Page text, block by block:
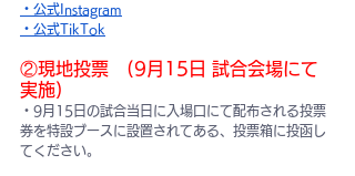
・公式Instagram
・公式TikTok
②現地投票　(9月15日 試合会場にて
実施)
・9月15日の試合当日に入場口にて配布される投票
券を特設ブースに設置されてある、投票箱に投函し
てください。